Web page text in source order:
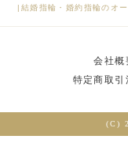
| 結婚指輪・婚約指輪のオ
会社概
特定商取引
(C)